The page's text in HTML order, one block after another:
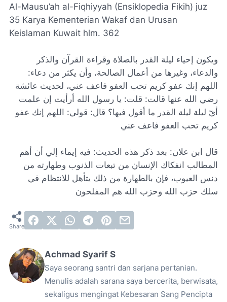
Al-Mausu’ah al-Fiqhiyyah (Ensiklopedia Fikih) juz
35 Karya Kementerian Wakaf dan Urusan
Keislaman Kuwait hlm. 362
ويكون إحياء ليلة القدر بالصلاة وقراءة القرآن والذكر
والدعاء، وغيرها من أعمال الصالحة، وأن يكثر من دعاء:
اللهم إنك عفو كريم تحب العفو فاعف عني، لحديث عائشة
رضي الله عنها قالت: قلت: يا رسول الله أرأيت إن علمت
أيّ ليلة ليلة القدر ما أقول فيها؟ قال: قولي: اللهم إنك عفو
كريم تحب العفو فاعف عني
قال ابن علان: بعد ذكر هذه الحديث: فيه إيماء إلي أن أهم
المطالب انفكاك الإنسان من تبعات الذنوب وطهارته من
دنس العيوب، فإن بالطهارة من ذلك يتأهل للانتظام في
سلك حزب الله وحزب الله هم المفلحون
Achmad Syarif S
Saya seorang santri dan sarjana pertanian.
Menulis adalah sarana saya bercerita, berwisata,
sekaligus mengingat Kebesaran Sang Pencipta